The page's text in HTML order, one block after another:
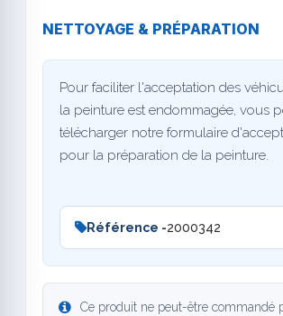
NETTOYAGE & PRÉPARATION
Pour faciliter l'acceptation des
la peinture est endommagée, vous
télécharger notre formulaire
pour la préparation de la peinture.
Référence -2000342
Ce produit ne peut-être commandé